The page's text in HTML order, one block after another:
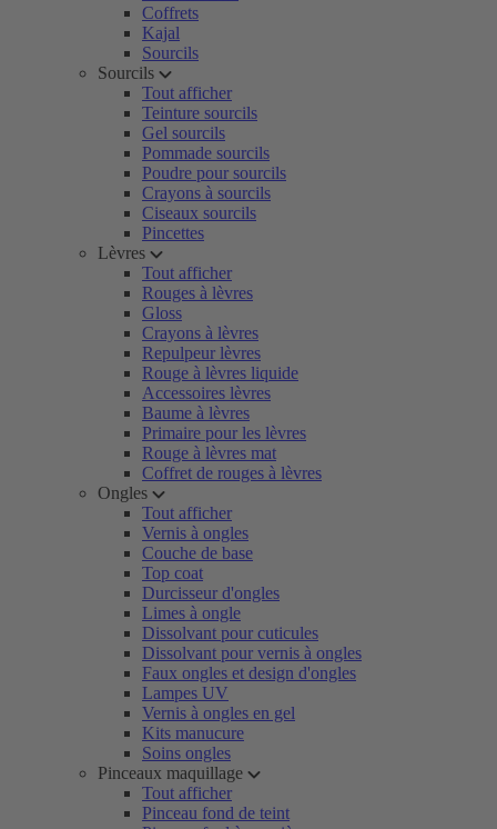
Coffrets
Kajal
Sourcils
Sourcils
Tout afficher
Teinture sourcils
Gel sourcils
Pommade sourcils
Poudre pour sourcils
Crayons à sourcils
Ciseaux sourcils
Pincettes
Lèvres
Tout afficher
Rouges à lèvres
Gloss
Crayons à lèvres
Repulpeur lèvres
Rouge à lèvres liquide
Accessoires lèvres
Baume à lèvres
Primaire pour les lèvres
Rouge à lèvres mat
Coffret de rouges à lèvres
Ongles
Tout afficher
Vernis à ongles
Couche de base
Top coat
Durcisseur d'ongles
Limes à ongle
Dissolvant pour cuticules
Dissolvant pour vernis à ongles
Faux ongles et design d'ongles
Lampes UV
Vernis à ongles en gel
Kits manucure
Soins ongles
Pinceaux maquillage
Tout afficher
Pinceau fond de teint